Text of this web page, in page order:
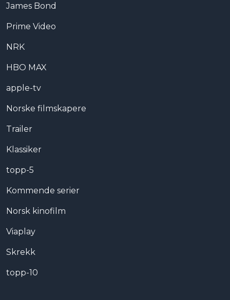
James Bond
Prime Video
NRK
HBO MAX
apple-tv
Norske filmskapere
Trailer
Klassiker
topp-5
Kommende serier
Norsk kinofilm
Viaplay
Skrekk
topp-10